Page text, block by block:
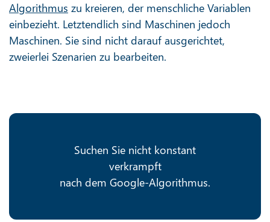
Algorithmus zu kreieren, der menschliche Variablen
einbezieht. Letztendlich sind Maschinen jedoch
Maschinen. Sie sind nicht darauf ausgerichtet,
zweierlei Szenarien zu bearbeiten.
Suchen Sie nicht konstant
verkrampft
nach dem Google-Algorithmus.